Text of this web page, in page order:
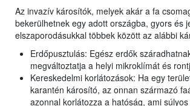
Az invazív károsítók, melyek akár a fa
bekerülhetnek egy adott országba, gyors és
elszaporodásukkal többek között az alábbi
Erdőpusztulás: Egész erdők
megváltoztatja a helyi mikroklímát és
Kereskedelmi korlátozások: Ha egy
karantén károsító, az onnan származó
azonnal korlátozza a hatóság, ami